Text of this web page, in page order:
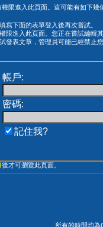
限進入此頁面。這可能有如下幾
寫下面的表單登入後再次嘗試。
限進入此頁面。您正在嘗試編輯
發表文章，管理員可能已經禁止
帳戶:
密碼:
記住我?
後才可瀏覽此頁面。
所有的時間均為